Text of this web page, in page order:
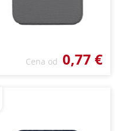
Cena od 0,77 €